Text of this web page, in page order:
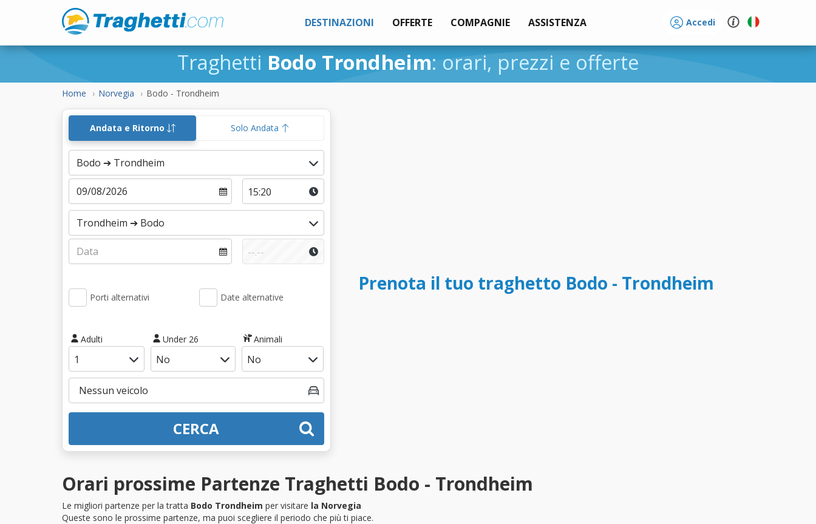
DESTINAZIONI OFFERTE COMPAGNIE ASSISTENZA Accedi
Traghetti Bodo Trondheim: orari, prezzi e offerte
Home Norvegia Bodo - Trondheim
Andata e Ritorno Solo Andata
Porti alternativi Date alternative
Adulti Under 26 Animali
CERCA
Prenota il tuo traghetto Bodo - Trondheim
Orari prossime Partenze Traghetti Bodo - Trondheim
Le migliori partenze per la tratta Bodo Trondheim per visitare la Norvegia
Queste sono le prossime partenze, ma puoi scegliere il periodo che più ti piace.